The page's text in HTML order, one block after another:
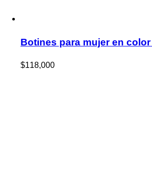
Botines para mujer en
$118,000